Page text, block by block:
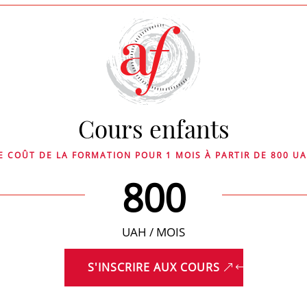
Cours enfants
COÛT DE LA FORMATION POUR 1 MOIS À PARTIR DE 800
800
UAH / MOIS
S'INSCRIRE AUX COURS